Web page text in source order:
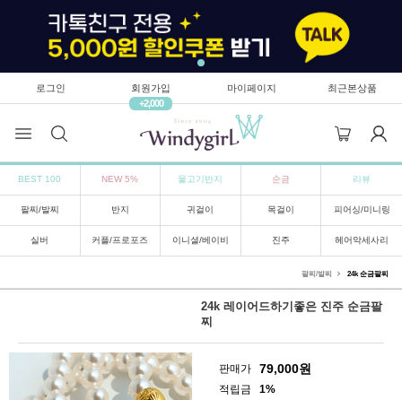
로그인
회원가입
+2,000
마이페이지 최근본상품
BEST 100 NEW 5% 물고기반지 순금 리뷰
팔찌/발찌 반지 귀걸이 목걸이 피어싱/미니링
실버 커플/프로포즈 이니셜/베이비 진주 헤어악세사리
팔찌/발찌 24k 순금팔찌
24k 레이어드하기좋은 진주 순금팔
찌
판매가 79,000원
적립금
1%